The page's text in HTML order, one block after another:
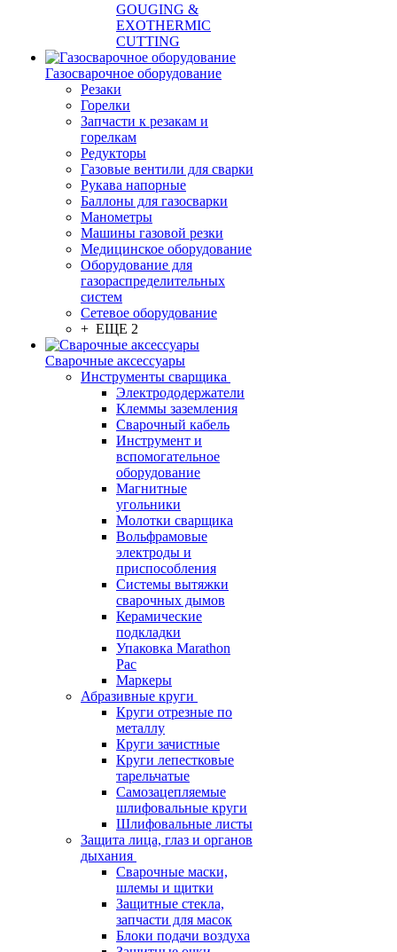
GOUGING &
EXOTHERMIC
CUTTING
Газосварочное оборудование
Резаки
Горелки
Запчасти к резакам и
горелкам
Редукторы
Газовые вентили для сварки
Рукава напорные
Баллоны для газосварки
Манометры
Машины газовой резки
Медицинское оборудование
Оборудование для
газораспределительных
систем
Сетевое оборудование
+ ЕЩЕ 2
Сварочные аксессуары
Инструменты сварщика
Электрододержатели
Клеммы заземления
Сварочный кабель
Инструмент и
вспомогательное
оборудование
Магнитные
угольники
Молотки сварщика
Вольфрамовые
электроды и
приспособления
Системы вытяжки
сварочных дымов
Керамические
подкладки
Упаковка Marathon
Pac
Маркеры
Абразивные круги
Круги отрезные по
металлу
Круги зачистные
Круги лепестковые
тарельчатые
Самозацепляемые
шлифовальные круги
Шлифовальные листы
Защита лица, глаз и органов
дыхания
Сварочные маски,
шлемы и щитки
Защитные стекла,
запчасти для масок
Блоки подачи воздуха